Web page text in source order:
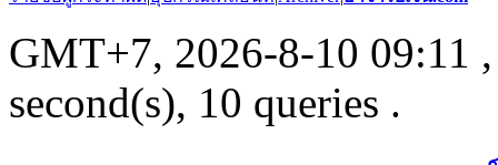
GMT+7, 2026-8-10 09:11
second(s), 10 queries .